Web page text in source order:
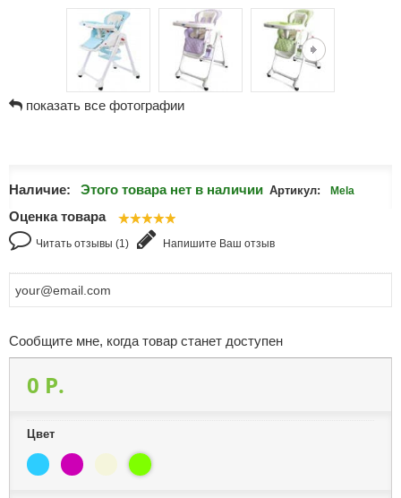
показать все фотографии
Наличие: Этого товара нет в наличии Артикул: Mela
Оценка товара
Читать отзывы (1) Напишите Ваш отзыв
Сообщите мне, когда товар станет доступен
0 P.
Цвет